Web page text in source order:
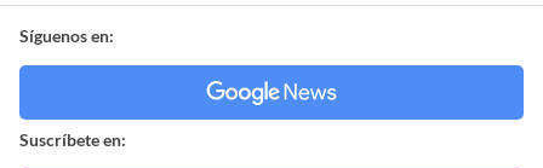
Síguenos en:
Suscríbete en: